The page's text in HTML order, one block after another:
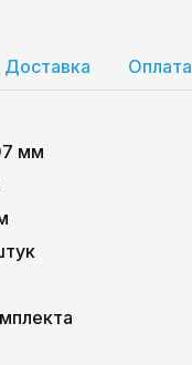
Доставка Оплата
мм